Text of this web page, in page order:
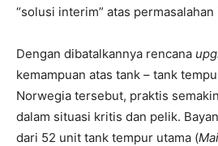
“solusi interim” atas permasalahan
Dengan dibatalkannya rencana
kemampuan atas tank – tank
Norwegia tersebut, praktis
dalam situasi kritis dan pelik.
dari 52 unit tank tempur utama (